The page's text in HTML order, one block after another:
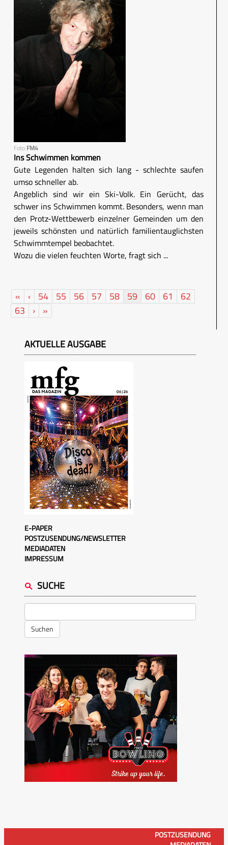
Foto FM4
Ins Schwimmen kommen
Gute Legenden halten sich lang - schlechte saufen
umso schneller ab.
Angeblich sind wir ein Ski-Volk. Ein Gerücht, das
schwer ins Schwimmen kommt. Besonders, wenn man
den Protz-Wettbewerb einzelner Gemeinden um den
jeweils schönsten und natürlich familientauglichsten
Schwimmtempel beobachtet.
Wozu die vielen feuchten Worte, fragt sich ...
« ‹ 54 55 56 57 58 59 60 61
62
63
› »
AKTUELLE AUSGABE
E-PAPER
POSTZUSENDUNG/NEWSLETTER
MEDIADATEN
IMPRESSUM
SUCHE
Suchen
POSTZUSENDUNG